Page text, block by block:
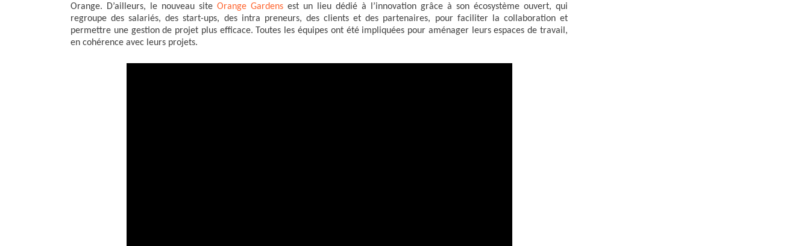
Orange. D’ailleurs, le nouveau site Orange Gardens est un lieu dédié à l’innovation grâce à son écosystème ouvert, qui
regroupe des salariés, des start-ups, des intra preneurs, des clients et des partenaires, pour faciliter la collaboration et
permettre une gestion de projet plus efficace. Toutes les équipes ont été impliquées pour aménager leurs espaces de travail,
en cohérence avec leurs projets.